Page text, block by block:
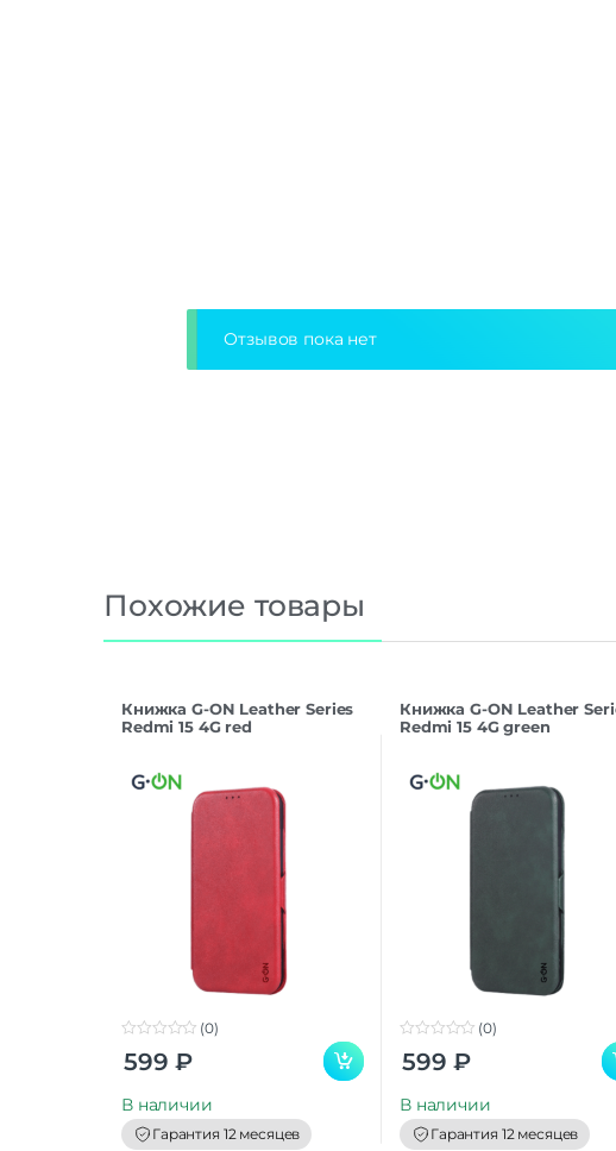
Отзывов пока нет
Похожие товары
Книжка G-ON Leather Series
Redmi 15 4G red
o
o
(0)
599 ₽
В наличии
Гарантия 12 месяцев
Книжка G-ON Leather
Redmi 15 4G green
o
o
(0)
599 ₽
В наличии
Гарантия 12 месяцев